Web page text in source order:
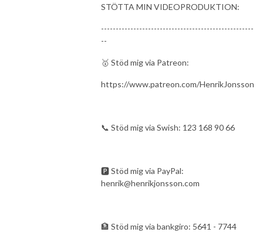
STÖTTA MIN VIDEOPRODUKTION:
----------------------------------------------------
--
🥇 Stöd mig via Patreon:
https://www.patreon.com/HenrikJonsson
📞 Stöd mig via Swish: 123 168 90 66
🅿 Stöd mig via PayPal:
henrik@henrikjonsson.com
🏦 Stöd mig via bankgiro: 5641 - 7744